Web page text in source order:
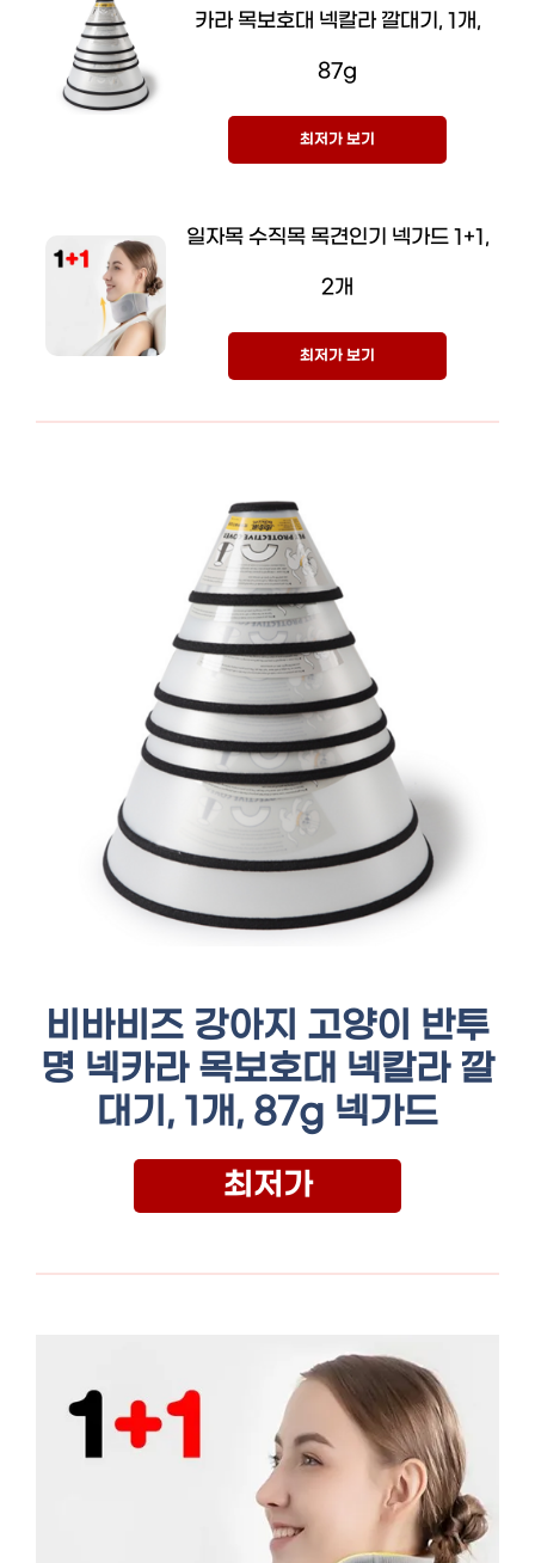
카라 목보호대 넥칼라 깔대기, 1개,
87g
최저가 보기
일자목 수직목 목견인기 넥가드 1+1,
2개
최저가 보기
비바비즈 강아지 고양이 반투
명 넥카라 목보호대 넥칼라 깔
대기, 1개, 87g 넥가드
최저가